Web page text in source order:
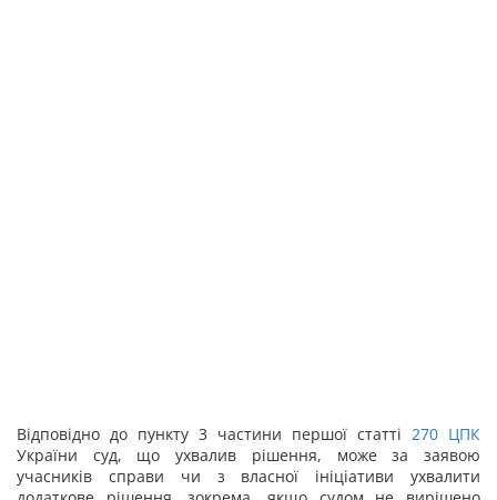
Відповідно до пункту 3 частини першої статті 270 ЦПК
України суд, що ухвалив рішення, може за заявою
учасників справи чи з власної ініціативи ухвалити